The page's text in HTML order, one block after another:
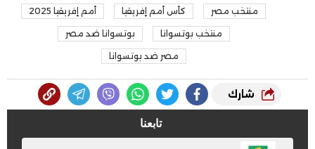
منتخب مصر كأس أمم إفريقيا أمم إفريقيا 2025
منتخب بوتسوانا بوتسوانا ضد مصر
مصر ضد بوتسوانا
شارك
تابعنا